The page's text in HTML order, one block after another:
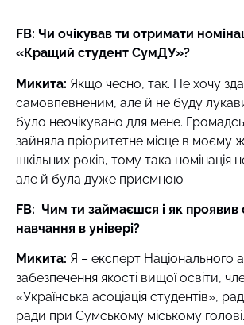
FB: Чи очікував ти отримати
«Кращий студент СумДУ»?
Микита: Якщо чесно, так. Не хочу
самовпевненим, але й не буду
було неочікувано для мене.
зайняла пріоритетне місце в моєму
шкільних років, тому така номінація
але й була дуже приємною.
FB: Чим ти займаєшся і як проявив
навчання в універі?
Микита: Я – експерт Національного
забезпечення якості вищої освіти,
«Українська асоціація студентів»,
ради при Сумському міському